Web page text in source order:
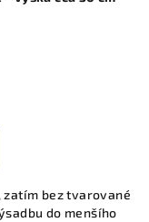
bez tvarované
do menšího